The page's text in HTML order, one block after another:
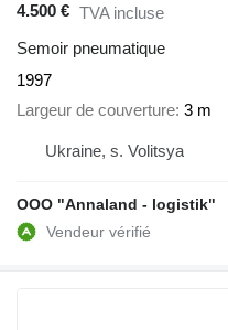
4.500 € TVA incluse
Semoir pneumatique
1997
Largeur de couverture 3 m
Ukraine, s. Volitsya
OOO "Annaland - logistik"